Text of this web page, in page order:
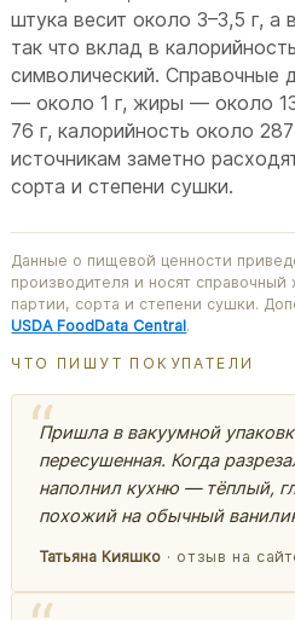
штука весит около 3–3,5 г,
так что вклад в
символический. Справочные
— около 1 г, жиры — около
76 г, калорийность около
источникам заметно
сорта и степени сушки.
Данные о пищевой ценности
производителя и носят справочный
партии, сорта и степени сушки.
USDA FoodData Central.
ЧТО ПИШУТ ПОКУПАТЕЛИ
Пришла в вакуумной
пересушенная. Когда
наполнил кухню — тёплый,
похожий на обычный
Татьяна Кияшко · отзыв на